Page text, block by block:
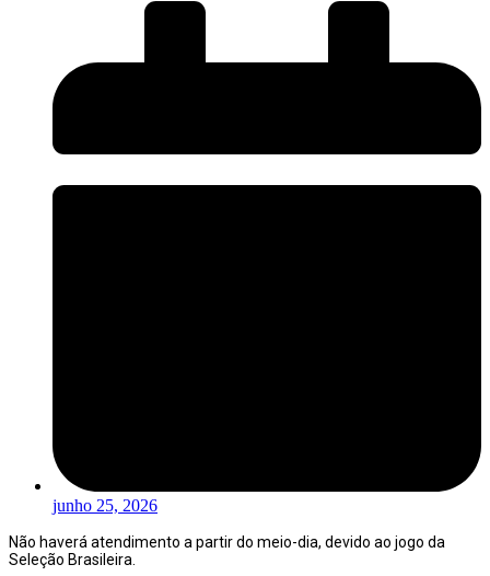
junho 25, 2026
Não haverá atendimento a partir do meio-dia, devido ao jogo da
Seleção Brasileira.